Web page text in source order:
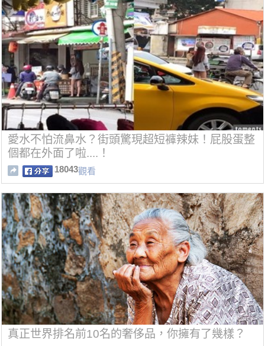
愛水不怕流鼻水？街頭驚現超短褲辣妹！屁股蛋整
個都在外面了啦....！
18043觀看
真正世界排名前10名的奢侈品，你擁有了幾樣？